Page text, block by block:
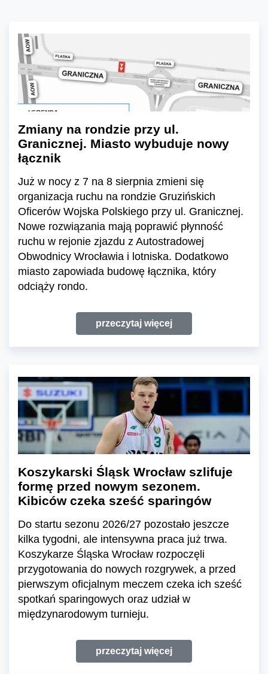
Zmiany na rondzie przy ul.
Granicznej. Miasto wybuduje nowy
łącznik
Już w nocy z 7 na 8 sierpnia zmieni się
organizacja ruchu na rondzie Gruzińskich
Oficerów Wojska Polskiego przy ul. Granicznej.
Nowe rozwiązania mają poprawić płynność
ruchu w rejonie zjazdu z Autostradowej
Obwodnicy Wrocławia i lotniska. Dodatkowo
miasto zapowiada budowę łącznika, który
odciąży rondo.
przeczytaj więcej
Koszykarski Śląsk Wrocław szlifuje
formę przed nowym sezonem.
Kibiców czeka sześć sparingów
Do startu sezonu 2026/27 pozostało jeszcze
kilka tygodni, ale intensywna praca już trwa.
Koszykarze Śląska Wrocław rozpoczęli
przygotowania do nowych rozgrywek, a przed
pierwszym oficjalnym meczem czeka ich sześć
spotkań sparingowych oraz udział w
międzynarodowym turnieju.
przeczytaj więcej